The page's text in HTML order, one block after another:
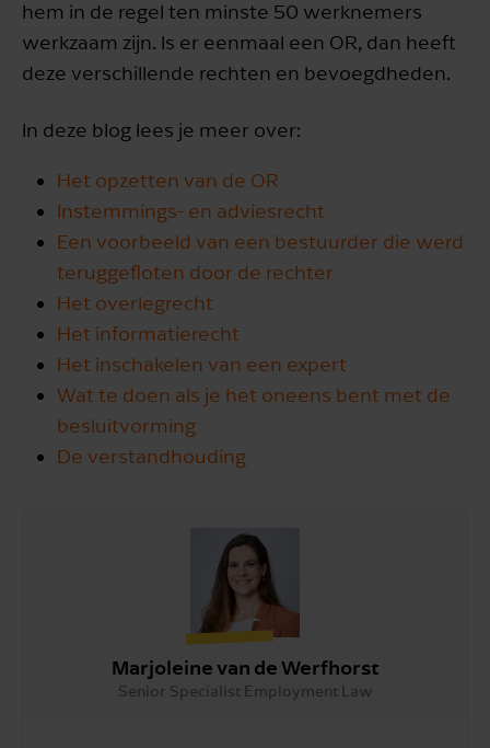
hem in de regel ten minste 50 werknemers
werkzaam zijn. Is er eenmaal een OR, dan heeft
deze verschillende rechten en bevoegdheden.
In deze blog lees je meer over:
Het opzetten van de OR
Instemmings- en adviesrecht
Een voorbeeld van een bestuurder die werd
teruggefloten door de rechter
Het overlegrecht
Het informatierecht
Het inschakelen van een expert
Wat te doen als je het oneens bent met de
besluitvorming
De verstandhouding
Marjoleine van de Werfhorst
Senior Specialist Employment Law